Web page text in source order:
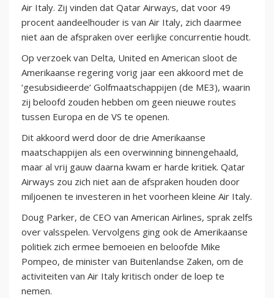
Air Italy. Zij vinden dat Qatar Airways, dat voor 49
procent aandeelhouder is van Air Italy, zich daarmee
niet aan de afspraken over eerlijke concurrentie houdt.
Op verzoek van Delta, United en American sloot de
Amerikaanse regering vorig jaar een akkoord met de
‘gesubsidieerde’ Golfmaatschappijen (de ME3), waarin
zij beloofd zouden hebben om geen nieuwe routes
tussen Europa en de VS te openen.
Dit akkoord werd door de drie Amerikaanse
maatschappijen als een overwinning binnengehaald,
maar al vrij gauw daarna kwam er harde kritiek. Qatar
Airways zou zich niet aan de afspraken houden door
miljoenen te investeren in het voorheen kleine Air Italy.
Doug Parker, de CEO van American Airlines, sprak zelfs
over valsspelen. Vervolgens ging ook de Amerikaanse
politiek zich ermee bemoeien en beloofde Mike
Pompeo, de minister van Buitenlandse Zaken, om de
activiteiten van Air Italy kritisch onder de loep te
nemen.